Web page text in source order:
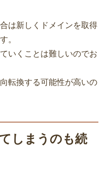
は新しくドメインを取得
。
いくことは難しいのでお
転換する可能性が高いの
しまうのも続